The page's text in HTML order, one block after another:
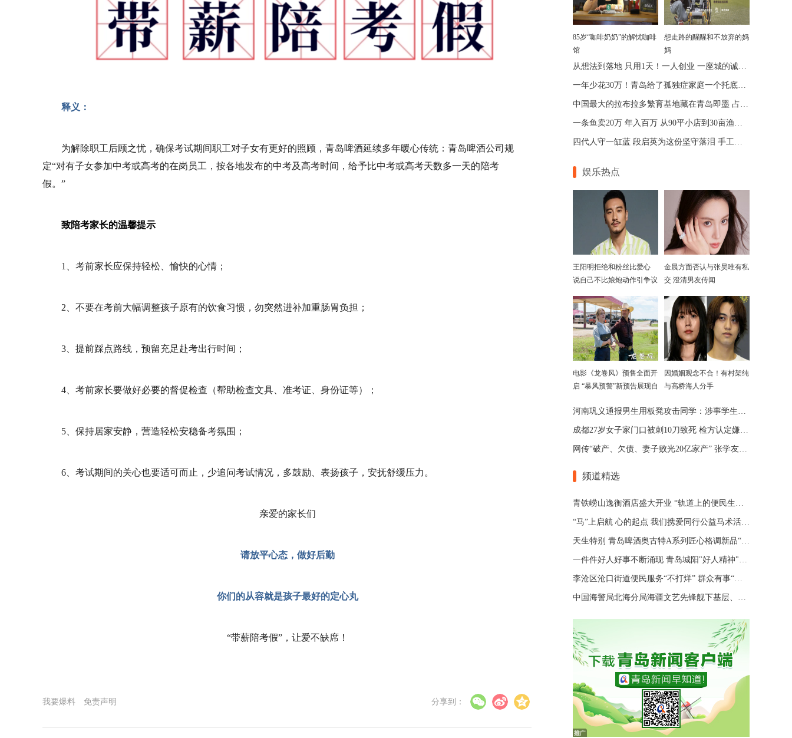
释义：
为解除职工后顾之忧，确保考试期间职工对子女有更好的照顾，青岛啤酒延续多年暖心传统：青岛啤酒公司规
定“对有子女参加中考或高考的在岗员工，按各地发布的中考及高考时间，给予比中考或高考天数多一天的陪考
假。”
致陪考家长的温馨提示
1、考前家长应保持轻松、愉快的心情；
2、不要在考前大幅调整孩子原有的饮食习惯，勿突然进补加重肠胃负担；
3、提前踩点路线，预留充足赴考出行时间；
4、考前家长要做好必要的督促检查（帮助检查文具、准考证、身份证等）；
5、保持居家安静，营造轻松安稳备考氛围；
6、考试期间的关心也要适可而止，少追问考试情况，多鼓励、表扬孩子，安抚舒缓压力。
亲爱的家长们
请放平心态，做好后勤
你们的从容就是孩子最好的定心丸
“带薪陪考假”，让爱不缺席！
我要爆料 免责声明 分享到：
85岁“咖啡奶奶”的解忧咖啡
馆
想走路的醒醒和不放弃的妈
妈
从想法到落地 只用1天！一人创业 一座城的诚意 青岛让“一人公司”跑出加速度
一年少花30万！青岛给了孤独症家庭一个托底的答案
中国最大的拉布拉多繁育基地藏在青岛即墨 占地75亩年入七位数
一条鱼卖20万 年入百万 从90平小店到30亩渔场 青岛“锦鲤大王”带动乡邻增收
四代人守一缸蓝 段启英为这份坚守落泪 手工的温度机器给不了
娱乐热点
王阳明拒绝和粉丝比爱心
说自己不比娘炮动作引争议
金晨方面否认与张昊唯有私
交 澄清男友传闻
电影《龙卷风》预售全面开
启 “暴风预警”新预告展现自
因婚姻观念不合！有村架纯
与高桥海人分手
河南巩义通报男生用板凳攻击同学：涉事学生已被劝退
成都27岁女子家门口被刺10刀致死 检方认定嫌犯患精神分裂
网传“破产、欠债、妻子败光20亿家产” 张学友回应了
频道精选
青铁崂山逸衡酒店盛大开业 “轨道上的便民生活圈”渐行渐近
“马”上启航 心的起点 我们携爱同行公益马术活动 在青岛博洋马术俱乐部举办
天生特别 青岛啤酒奥古特A系列匠心格调新品“特别”登场
一件件好人好事不断涌现 青岛城阳"好人精神"擦亮城市文明底色
李沧区沧口街道便民服务“不打烊” 群众有事“随时办”
中国海警局北海分局海疆文艺先锋舰下基层、进码头、上海岛巡演